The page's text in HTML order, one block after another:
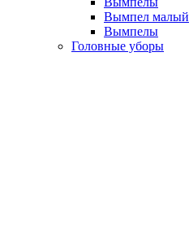
Вымпел малый
Вымпелы
Головные уборы